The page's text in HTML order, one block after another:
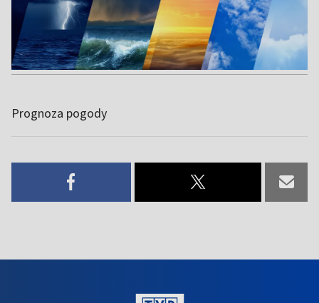
Prognoza pogody